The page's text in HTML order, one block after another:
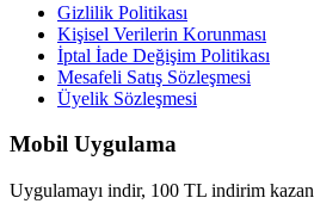
Gizlilik Politikası
Kişisel Verilerin Korunması
İptal İade Değişim Politikası
Mesafeli Satış Sözleşmesi
Üyelik Sözleşmesi
Mobil Uygulama
Uygulamayı indir, 100 TL indirim kazan